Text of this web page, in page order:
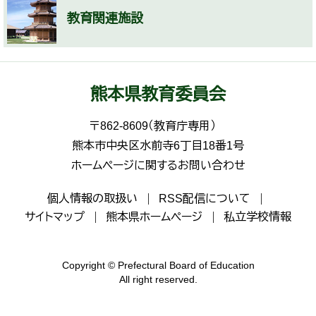
教育関連施設
熊本県教育委員会
〒862-8609（教育庁専用）
熊本市中央区水前寺6丁目18番1号
ホームページに関するお問い合わせ
個人情報の取扱い
RSS配信について
サイトマップ
熊本県ホームページ 私立学校情報
Copyright © Prefectural Board of Education
All right reserved.